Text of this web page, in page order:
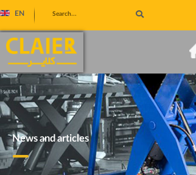
EN
News and articles